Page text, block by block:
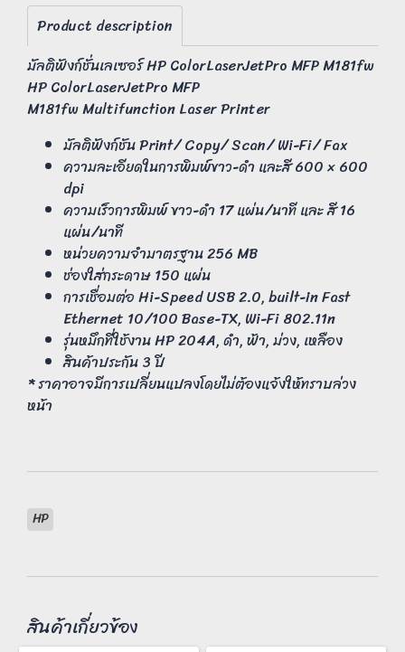
Product description
มัลติฟังก์ชั่นเลเซอร์ HP ColorLaserJetPro MFP M181fw
HP ColorLaserJetPro MFP
M181fw Multifunction Laser Printer
มัลติฟังก์ชัน Print/ Copy/ Scan/ Wi-Fi/ Fax
ความละเอียดในการพิมพ์ขาว-ดำ และสี 600 × 600
dpi
ความเร็วการพิมพ์ ขาว-ดำ 17 แผ่น/นาที และ สี 16
แผ่น/นาที
หน่วยความจำมาตรฐาน 256 MB
ช่องใส่กระดาษ 150 แผ่น
การเชื่อมต่อ Hi-Speed USB 2.0, built-in Fast
Ethernet 10/100 Base-TX, Wi-Fi 802.11n
รุ่นหมึกที่ใช้งาน HP 204A, ดำ, ฟ้า, ม่วง, เหลือง
สินค้าประกัน 3 ปี
* ราคาอาจมีการเปลี่ยนแปลงโดยไม่ต้องแจ้งให้ทราบล่วง
หน้า
HP
สินค้าเกี่ยวข้อง